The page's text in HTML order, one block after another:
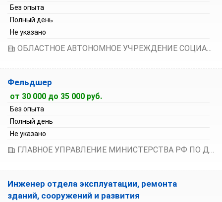
Без опыта
Полный день
Не указано
ОБЛАСТНОЕ АВТОНОМНОЕ УЧРЕЖДЕНИЕ СОЦИАЛЬНОГО ОБСЛУЖИВАНИЯ "НОВГОРОДСКИЙ ДОМ СОЦИАЛЬНОГО ОБСЛУЖИВАНИЯ"
Фельдшер
от 30 000 до 35 000 руб.
Без опыта
Полный день
Не указано
ГЛАВНОЕ УПРАВЛЕНИЕ МИНИСТЕРСТВА РФ ПО ДЕЛАМ ГРАЖДАНСКОЙ ОБОРОНЫ, ЧРЕЗВЫЧАЙНЫМ СИТУАЦИЯМ И ЛИКВИДАЦИИ ПОСЛЕДСТВИЙ СТИХИЙНЫХ БЕДСТВИЙ ПО НОВГОРОДСКОЙ ОБЛАСТИ
Инженер отдела эксплуатации, ремонта
зданий, сооружений и развития